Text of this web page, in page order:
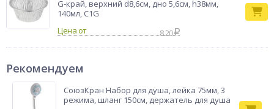
G-край, верхний d8,6см, дно 5,6см, h38мм,
140мл, C1G
Цена от
8.20
Рекомендуем
СоюзКран Набор для душа, лейка 75мм, 3
режима, шланг 150см, держатель для душа